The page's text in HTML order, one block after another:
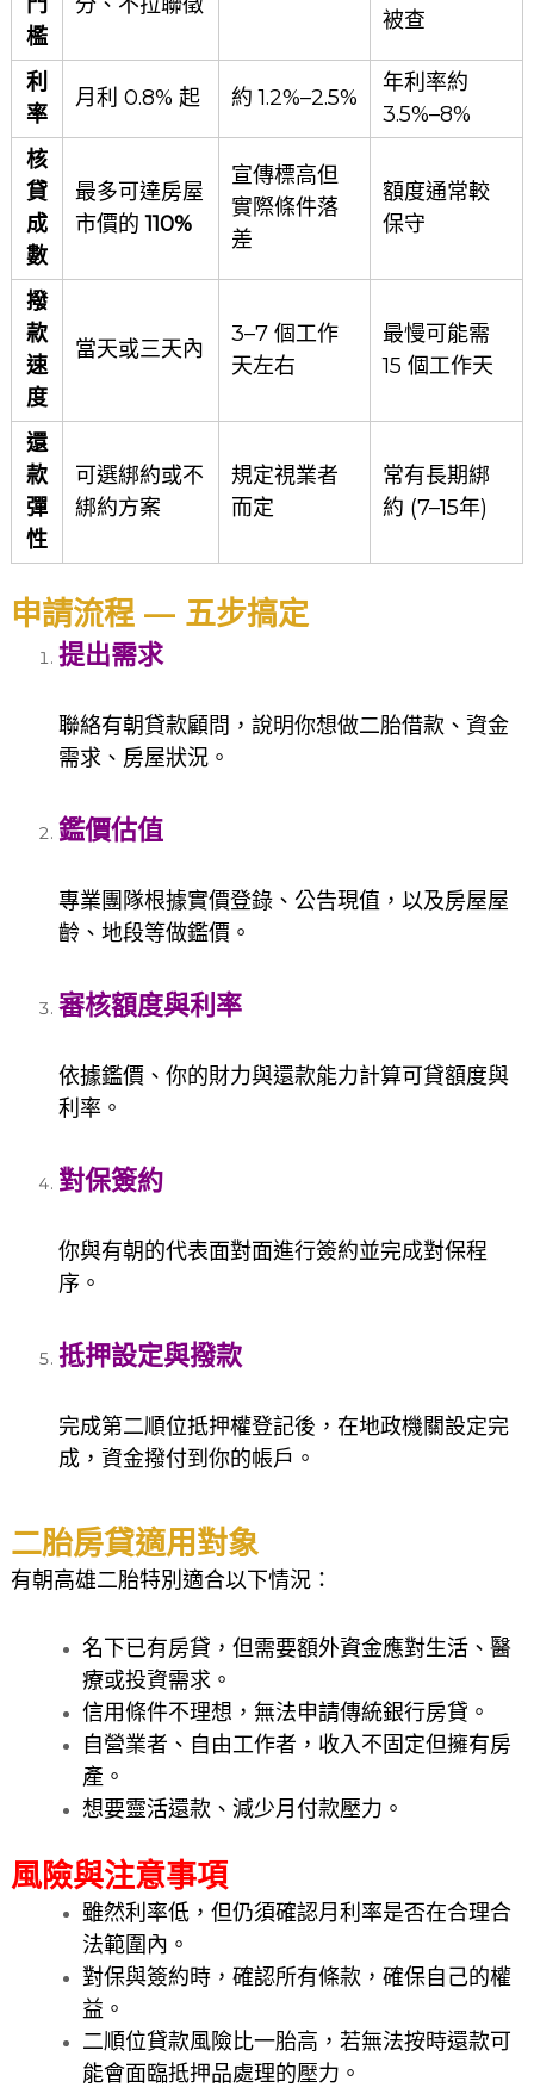
檻
被查
利
率
月利 0.8% 起 約 1.2%–2.5%
年利率約
3.5%–8%
核
貸
成
數
最多可達房屋
市價的110%
宣傳標高但
實際條件落
差
額度通常較
保守
撥
款
速
度
當天或三天內
3–7 個工作
天左右
最慢可能需
15 個工作天
還
款
彈
性
可選綁約或不
綁約方案
規定視業者
而定
常有長期綁
約 (7–15年)
申請流程 — 五步搞定
提出需求
聯絡有朝貸款顧問，說明你想做二胎借款、資金
需求、房屋狀況。
鑑價估值
專業團隊根據實價登錄、公告現值，以及房屋屋
齡、地段等做鑑價。
審核額度與利率
依據鑑價、你的財力與還款能力計算可貸額度與
利率。
對保簽約
你與有朝的代表面對面進行簽約並完成對保程
序。
抵押設定與撥款
完成第二順位抵押權登記後，在地政機關設定完
成，資金撥付到你的帳戶。
二胎房貸適用對象
有朝高雄二胎特別適合以下情況：
名下已有房貸，但需要額外資金應對生活、醫
療或投資需求。
信用條件不理想，無法申請傳統銀行房貸。
自營業者、自由工作者，收入不固定但擁有房
產。
想要靈活還款、減少月付款壓力。
風險與注意事項
雖然利率低，但仍須確認月利率是否在合理合
法範圍內。
對保與簽約時，確認所有條款，確保自己的權
益。
二順位貸款風險比一胎高，若無法按時還款可
能會面臨抵押品處理的壓力。